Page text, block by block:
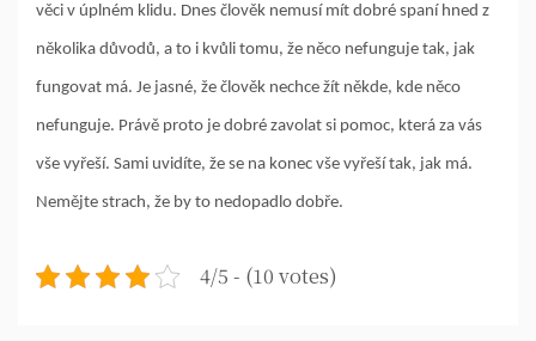
věci v úplném klidu. Dnes člověk nemusí mít dobré spaní hned z
několika důvodů, a to i kvůli tomu, že něco nefunguje tak, jak
fungovat má. Je jasné, že člověk nechce žít někde, kde něco
nefunguje. Právě proto je dobré zavolat si pomoc, která za vás
vše vyřeší. Sami uvidíte, že se na konec vše vyřeší tak, jak má.
Nemějte strach, že by to nedopadlo dobře.
4/5 - (10 votes)